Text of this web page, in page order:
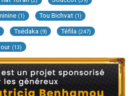
(1) Tou Bichvat (1)
Tsédaka (9) Téfila (247)
(13)